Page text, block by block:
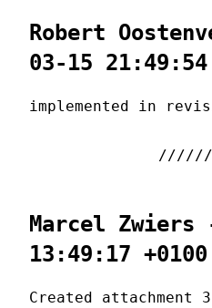
Robert
03-15 21:49:54
implemented in
Marcel Zwiers
13:49:17 +0100
Created attachment